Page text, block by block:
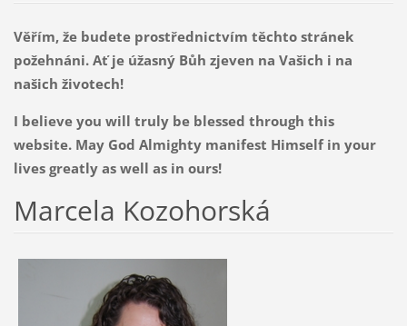
Věřím, že budete prostřednictvím těchto stránek
požehnáni. Ať je úžasný Bůh zjeven na Vašich i na
našich životech!
I believe you will truly be blessed through this
website. May God Almighty manifest Himself in your
lives greatly as well as in ours!
Marcela Kozohorská